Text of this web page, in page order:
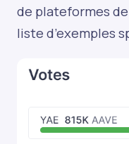
de plateformes
liste d’exemples